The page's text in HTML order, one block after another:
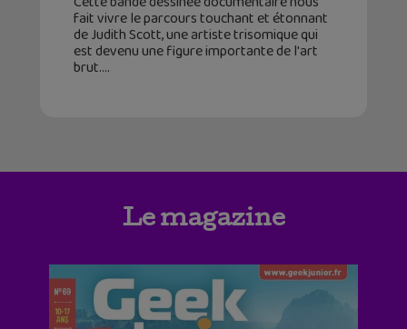
fait vivre le parcours touchant et étonnant
de Judith Scott, une artiste trisomique qui
est devenu une figure importante de l'art
brut.
Le magazine